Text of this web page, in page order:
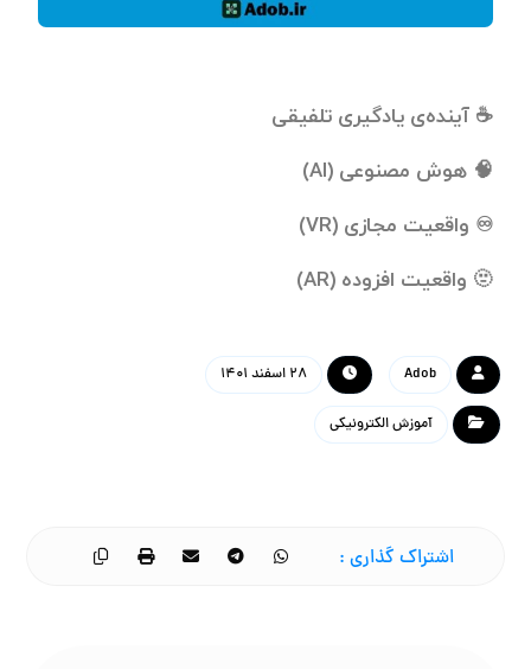
☕️ آینده‌ی یادگیری تلفیقی
🧠 هوش مصنوعی (AI)
♾ واقعیت مجازی (VR)
🫥 واقعیت افزوده (AR)
Adob ۲۸ اسفند ۱۴۰۱
آموزش الکترونیکی